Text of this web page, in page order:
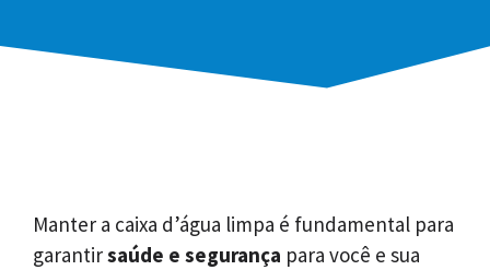
Manter a caixa d’água limpa é fundamental para
garantirsaúde e segurança para você e sua